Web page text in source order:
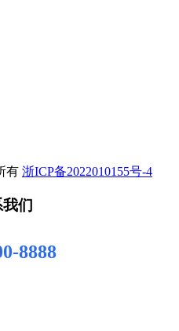
有 浙ICP备2022010155号-4
们
8888